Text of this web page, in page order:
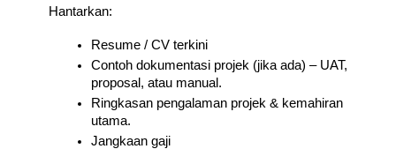
Hantarkan:
Resume / CV terkini
Contoh dokumentasi projek (jika ada) – UAT,
proposal, atau manual.
Ringkasan pengalaman projek & kemahiran
utama.
Jangkaan gaji